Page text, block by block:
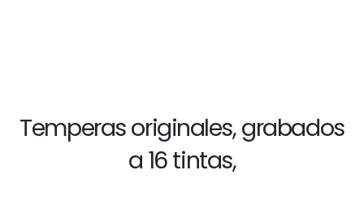
Temperas originales, grabados
a 16 tintas,